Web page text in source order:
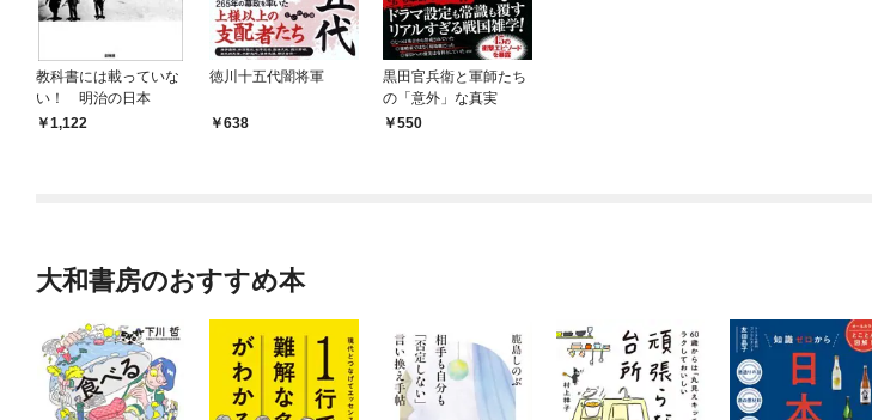
教科書には載っていな
い！ 明治の日本
1,122
徳川十五代闇将軍
638
黒田官兵衛と軍師たち
の「意外」な真実
550
大和書房のおすすめ本